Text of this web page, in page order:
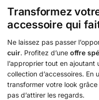
Transformez
accessoire qui
Ne laissez pas passer
cuir. Profitez d’une offre
l’approprier tout en
collection d’accessoires. En
transformer votre look
pas d’attirer les regards.